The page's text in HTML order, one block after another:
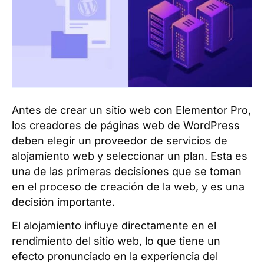
Antes de crear un sitio web con Elementor Pro,
los creadores de páginas web de WordPress
deben elegir un proveedor de servicios de
alojamiento web y seleccionar un plan. Esta es
una de las primeras decisiones que se toman
en el proceso de creación de la web, y es una
decisión importante.
El alojamiento influye directamente en el
rendimiento del sitio web, lo que tiene un
efecto pronunciado en la experiencia del